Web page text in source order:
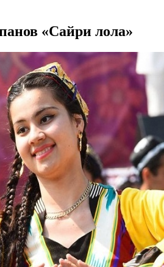
«Сайри лола»